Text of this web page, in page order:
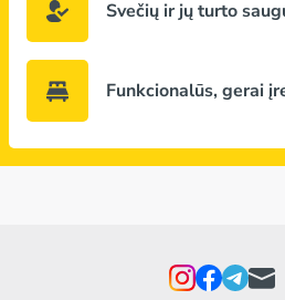
Svečių ir jų turto
Funkcionalūs, gerai